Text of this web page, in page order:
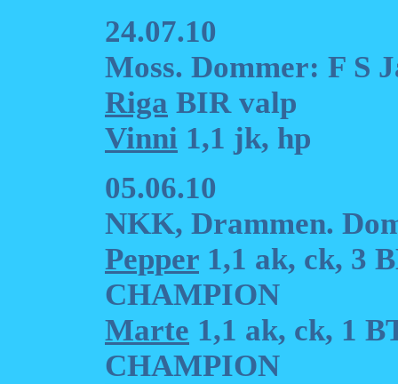
24.07.10
Moss. Dommer: F S
Riga BIR valp
Vinni 1,1 jk, hp
05.06.10
NKK, Drammen.
Pepper 1,1 ak, ck, 3
CHAMPION
Marte 1,1 ak, ck, 1
CHAMPION